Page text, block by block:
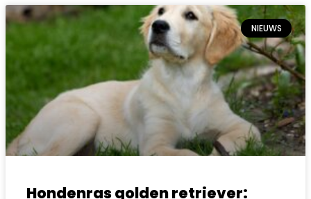
NIEUWS
Hondenras golden retriever: